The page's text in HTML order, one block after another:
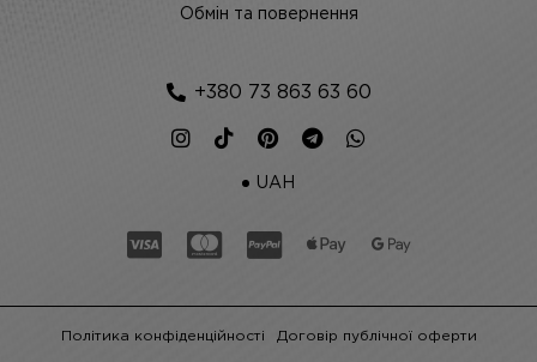
Обмін та повернення
+380 73 863 63 60
UAH
Політика конфіденційності Договір публічної оферти